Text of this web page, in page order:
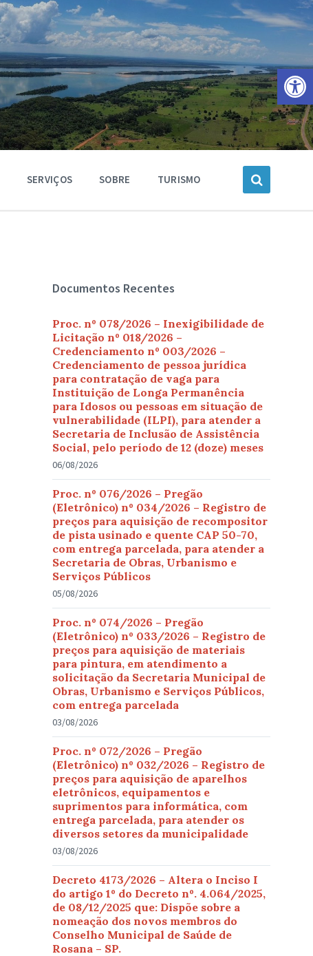
Barra de Ferramentas Aberta
SERVIÇOS SOBRE TURISMO
Documentos Recentes
Proc. nº 078/2026 – Inexigibilidade de
Licitação nº 018/2026 –
Credenciamento nº 003/2026 –
Credenciamento de pessoa jurídica
para contratação de vaga para
Instituição de Longa Permanência
para Idosos ou pessoas em situação de
vulnerabilidade (ILPI), para atender a
Secretaria de Inclusão de Assistência
Social, pelo período de 12 (doze) meses
06/08/2026
Proc. nº 076/2026 – Pregão
(Eletrônico) nº 034/2026 – Registro de
preços para aquisição de recompositor
de pista usinado e quente CAP 50-70,
com entrega parcelada, para atender a
Secretaria de Obras, Urbanismo e
Serviços Públicos
05/08/2026
Proc. nº 074/2026 – Pregão
(Eletrônico) nº 033/2026 – Registro de
preços para aquisição de materiais
para pintura, em atendimento a
solicitação da Secretaria Municipal de
Obras, Urbanismo e Serviços Públicos,
com entrega parcelada
03/08/2026
Proc. nº 072/2026 – Pregão
(Eletrônico) nº 032/2026 – Registro de
preços para aquisição de aparelhos
eletrônicos, equipamentos e
suprimentos para informática, com
entrega parcelada, para atender os
diversos setores da municipalidade
03/08/2026
Decreto 4173/2026 – Altera o Inciso I
do artigo 1º do Decreto nº. 4.064/2025,
de 08/12/2025 que: Dispõe sobre a
nomeação dos novos membros do
Conselho Municipal de Saúde de
Rosana – SP.